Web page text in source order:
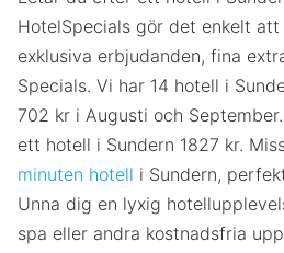
HotelSpecials gör det enkelt
exklusiva erbjudanden, fina
Specials. Vi har 14 hotell i
702 kr i Augusti och
ett hotell i Sundern 1827 kr.
minuten hotell i Sundern,
Unna dig en lyxig
spa eller andra kostnadsfria